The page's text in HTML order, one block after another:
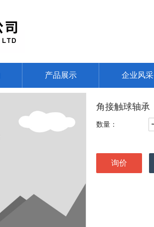
产品展示 企业风采
角接触球轴承
数量：
询价